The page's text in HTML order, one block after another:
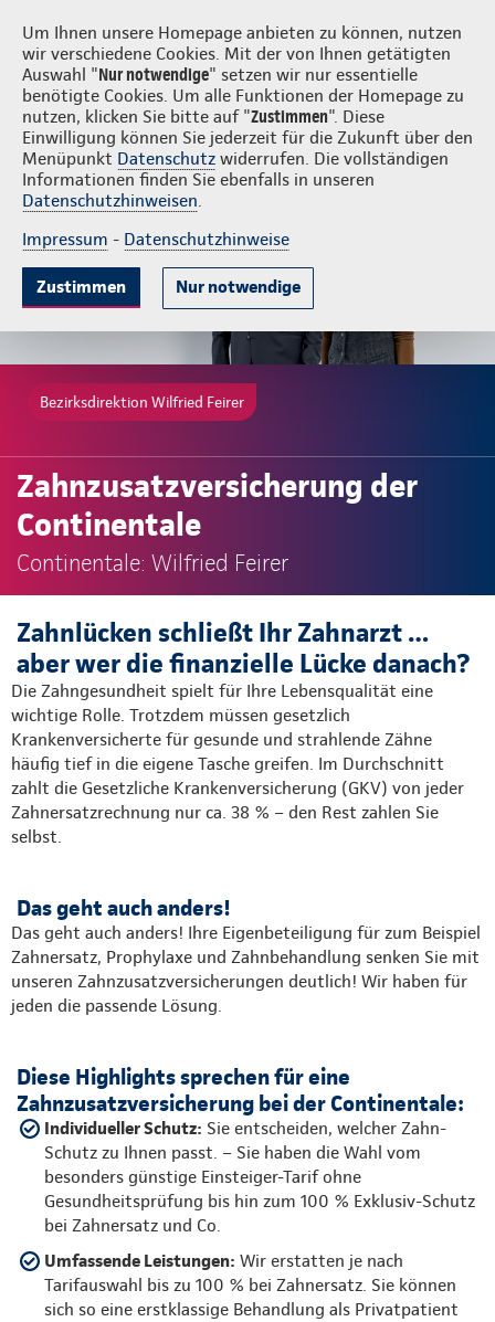
Um Ihnen unsere Homepage anbieten zu können, nutzen
wir verschiedene Cookies. Mit der von Ihnen getätigten
Auswahl "Nur notwendige" setzen wir nur essentielle
benötigte Cookies. Um alle Funktionen der Homepage zu
nutzen, klicken Sie bitte auf "Zustimmen". Diese
Einwilligung können Sie jederzeit für die Zukunft über den
Menüpunkt Datenschutz widerrufen. Die vollständigen
Informationen finden Sie ebenfalls in unseren
Datenschutzhinweisen.
Impressum - Datenschutzhinweise
Zustimmen Nur notwendige
Wilfried Feirer Login
Gute Gründe Tarife & Leistungen Wissenswertes Beratung &
Bezirksdirektion Wilfried Feirer
Zahnzusatzversicherung der
Continentale
Continentale: Wilfried Feirer
Zahnlücken schließt Ihr Zahnarzt …
aber wer die finanzielle Lücke danach?
Die Zahngesundheit spielt für Ihre Lebensqualität eine
wichtige Rolle. Trotzdem müssen gesetzlich
Krankenversicherte für gesunde und strahlende Zähne
häufig tief in die eigene Tasche greifen. Im Durchschnitt
zahlt die Gesetzliche Krankenversicherung (GKV) von jeder
Zahnersatzrechnung nur ca. 38 % – den Rest zahlen Sie
selbst.​
Das geht auch anders!
Das geht auch anders! Ihre Eigenbeteiligung für zum Beispiel
Zahnersatz, Prophylaxe und Zahnbehandlung senken Sie mit
unseren Zahnzusatzversicherungen deutlich! Wir haben für
jeden die passende Lösung.
Diese Highlights sprechen für eine
Zahnzusatzversicherung bei der Continentale:
Individueller Schutz: Sie entscheiden, welcher Zahn-
Schutz zu Ihnen passt. – Sie haben die Wahl vom
besonders günstige Einsteiger-Tarif ohne
Gesundheitsprüfung bis hin zum 100 % Exklusiv-Schutz
bei Zahnersatz und Co.
Umfassende Leistungen: Wir erstatten je nach
Tarifauswahl bis zu 100 % bei Zahnersatz. Sie können
sich so eine erstklassige Behandlung als Privatpatient